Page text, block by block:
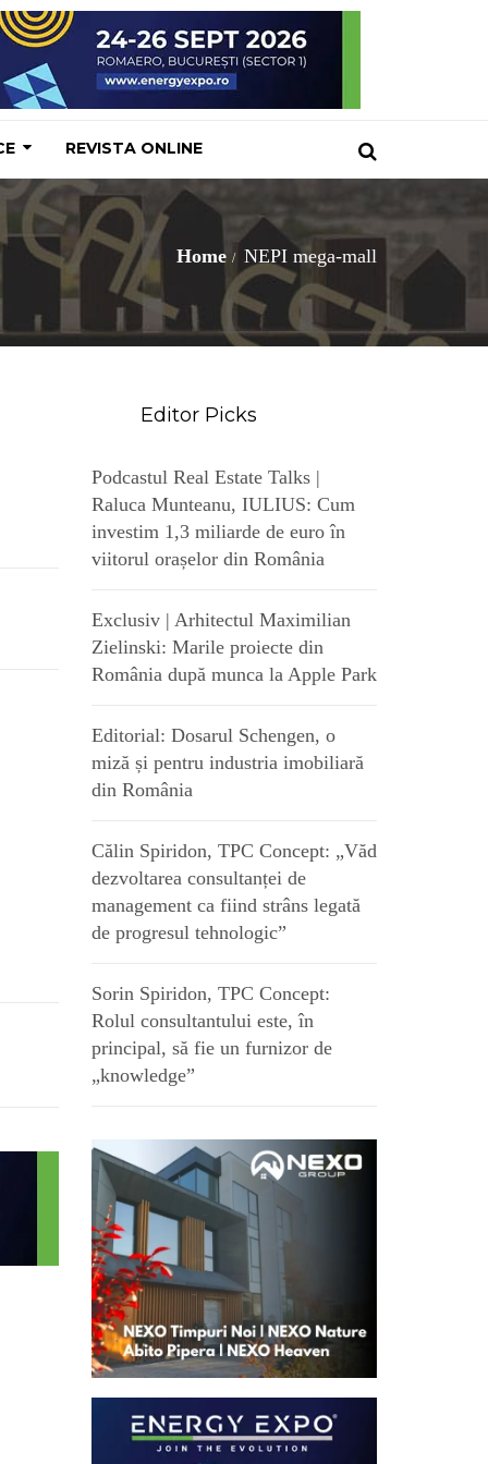
REVISTA ONLINE
Home NEPI mega-mall
Editor Picks
Podcastul Real Estate Talks |
Raluca Munteanu, IULIUS: Cum
investim 1,3 miliarde de euro în
viitorul orașelor din România
Exclusiv | Arhitectul Maximilian
Zielinski: Marile proiecte din
România după munca la Apple Park
Editorial: Dosarul Schengen, o
miză și pentru industria imobiliară
din România
Călin Spiridon, TPC Concept: „Văd
dezvoltarea consultanței de
management ca fiind strâns legată
de progresul tehnologic”
Sorin Spiridon, TPC Concept:
Rolul consultantului este, în
principal, să fie un furnizor de
„knowledge”